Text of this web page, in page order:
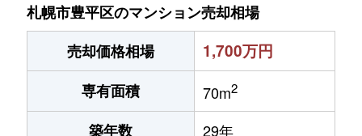
札幌市豊平区のマンション売却相場
売却価格相場
1,700万円
専有面積 70m2
築年数 29年